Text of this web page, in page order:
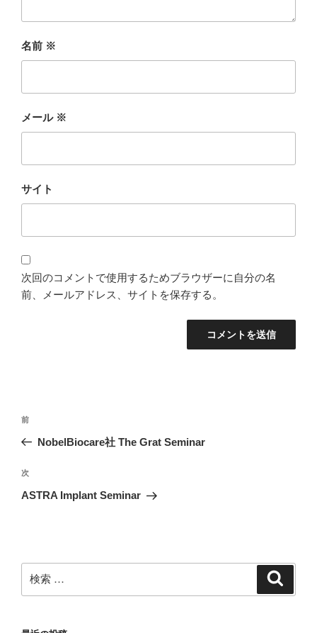
名前 ※
メール ※
サイト
次回のコメントで使用するためブラウザーに自分の名
前、メールアドレス、サイトを保存する。
投
ビ
ゲ
ン
過
去
投
稿
前
NobelBiocare社 The Grat Seminar
次
の
次
ASTRA Implant Seminar
索: